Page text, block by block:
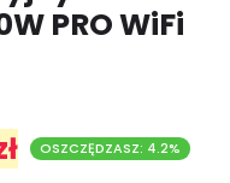
PRO WiFi
OSZCZĘDZASZ: 4.2%